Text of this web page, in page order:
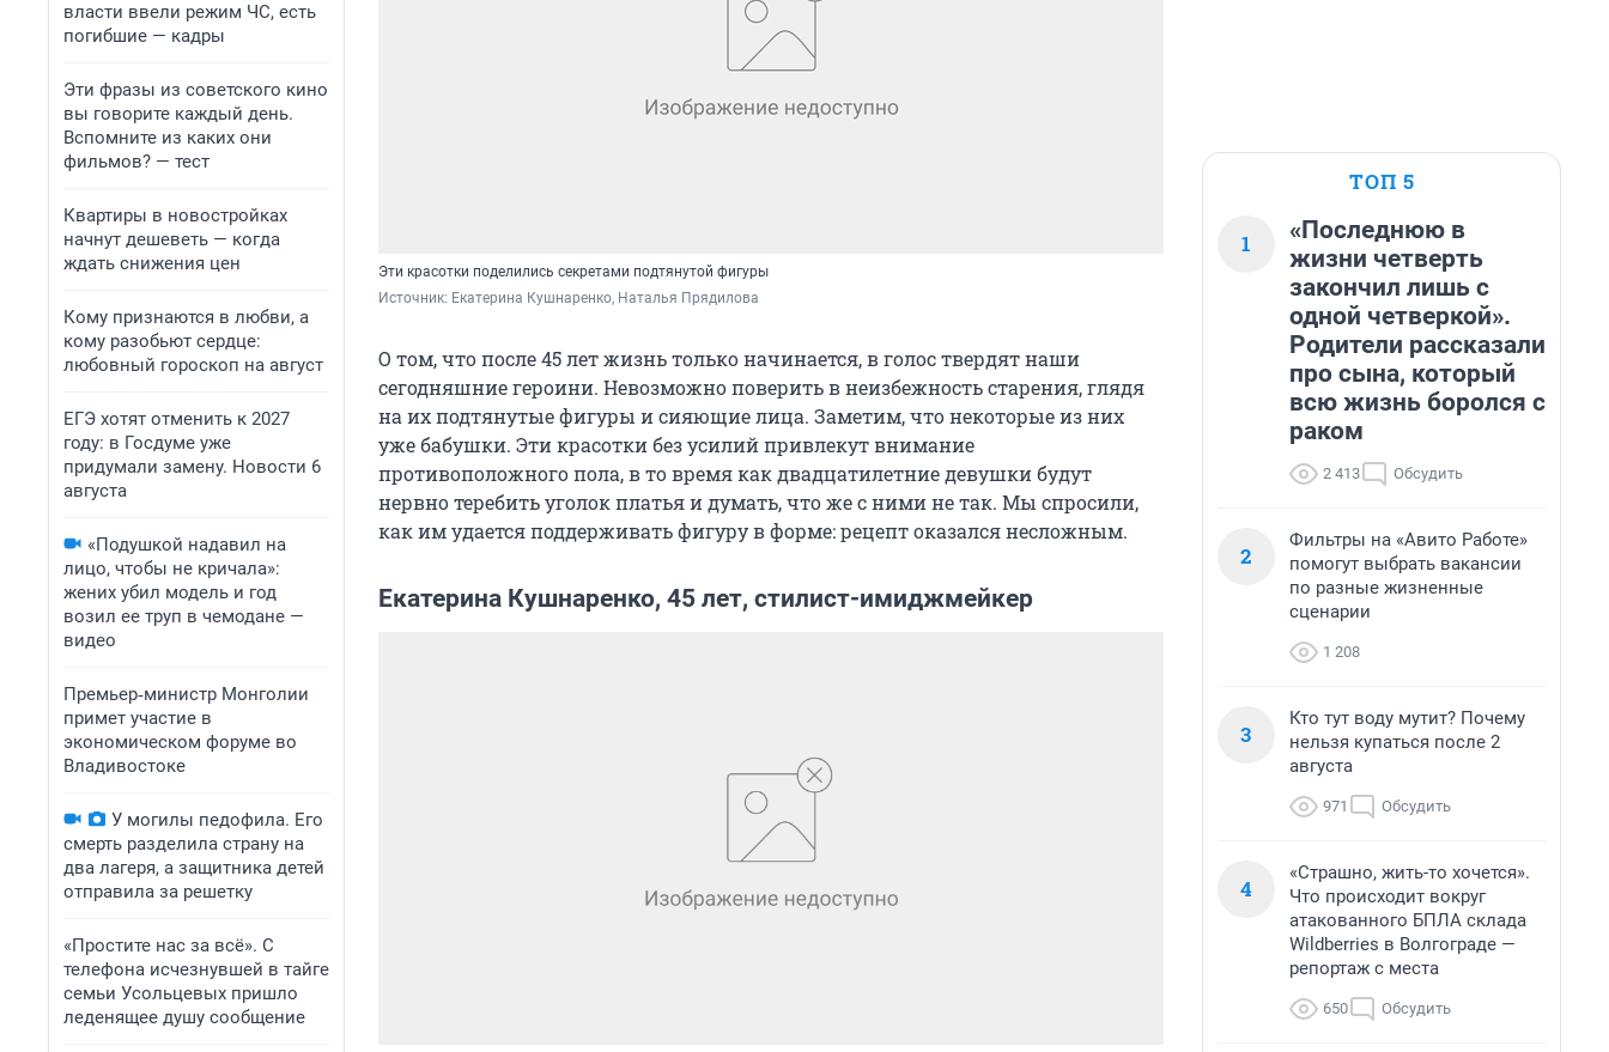
власти ввели режим ЧС, есть
погибшие — кадры
Эти фразы из советского кино
вы говорите каждый день.
Вспомните из каких они
фильмов? — тест
Квартиры в новостройках
начнут дешеветь — когда
ждать снижения цен
Кому признаются в любви, а
кому разобьют сердце:
любовный гороскоп на август
ЕГЭ хотят отменить к 2027
году: в Госдуме уже
придумали замену. Новости 6
августа
«Подушкой надавил на
лицо, чтобы не кричала»:
жених убил модель и год
возил ее труп в чемодане —
видео
Премьер‑министр Монголии
примет участие в
экономическом форуме во
Владивостоке
У могилы педофила. Его
смерть разделила страну на
два лагеря, а защитника детей
отправила за решетку
«Простите нас за всё». С
телефона исчезнувшей в тайге
семьи Усольцевых пришло
леденящее душу сообщение
Эти красотки поделились секретами подтянутой фигуры
Источник: Екатерина Кушнаренко, Наталья Прядилова
О том, что после 45 лет жизнь только начинается, в голос твердят наши
сегодняшние героини. Невозможно поверить в неизбежность старения, глядя
на их подтянутые фигуры и сияющие лица. Заметим, что некоторые из них
уже бабушки. Эти красотки без усилий привлекут внимание
противоположного пола, в то время как двадцатилетние девушки будут
нервно теребить уголок платья и думать, что же с ними не так. Мы спросили,
как им удается поддерживать фигуру в форме: рецепт оказался несложным.
Екатерина Кушнаренко, 45 лет, стилист-имиджмейкер
ТОП 5
1
«Последнюю в
жизни четверть
закончил лишь с
одной четверкой».
Родители рассказали
про сына, который
всю жизнь боролся с
раком
2 413 Обсудить
2
Фильтры на «Авито Работе»
помогут выбрать вакансии
по разные жизненные
сценарии
1 208
3
Кто тут воду мутит? Почему
нельзя купаться после 2
августа
971 Обсудить
4
«Страшно, жить-то хочется».
Что происходит вокруг
атакованного БПЛА склада
Wildberries в Волгограде —
репортаж с места
650 Обсудить